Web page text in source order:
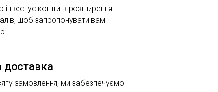
інвестує кошти в розширення
щоб запропонувати вам
доставка
замовлення, ми забезпечуємо